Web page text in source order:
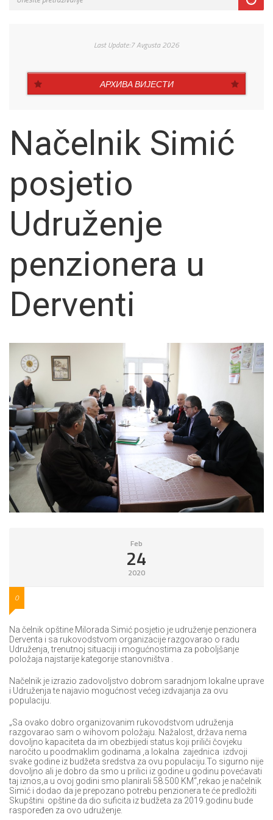
Last Update:7 Avgusta 2026
АРХИВА ВИЈЕСТИ
Načelnik Simić
posjetio
Udruženje
penzionera u
Derventi
Feb
24
2020
0
Na čelnik opštine Milorada Simić posjetio je udruženje penzionera
Derventa i sa rukovodstvom organizacije razgovarao o radu
Udruženja, trenutnoj situaciji i mogućnostima za poboljšanje
položaja najstarije kategorije stanovništva .
Načelnik je izrazio zadovoljstvo dobrom saradnjom lokalne uprave
i Udruženja te najavio mogućnost većeg izdvajanja za ovu
populaciju.
„Sa ovako dobro organizovanim rukovodstvom udruženja
razgovarao sam o wihovom položaju. Nažalost, država nema
dovoljno kapaciteta da im obezbijedi status koji priliči čovjeku
naročito u poodmaklim godinama ,a lokalna zajednica izdvoji
svake godine iz budžeta sredstva za ovu populaciju.To sigurno nije
dovoljno ali je dobro da smo u prilici iz godine u godinu povećavati
taj iznos,a u ovoj godini smo planirali 58.500 KM“,rekao je načelnik
Simić i dodao da je prepozano potrebu penzionera te će predložiti
Skupštini opštine da dio suficita iz budžeta za 2019.godinu bude
raspoređen za ovo udruženje.